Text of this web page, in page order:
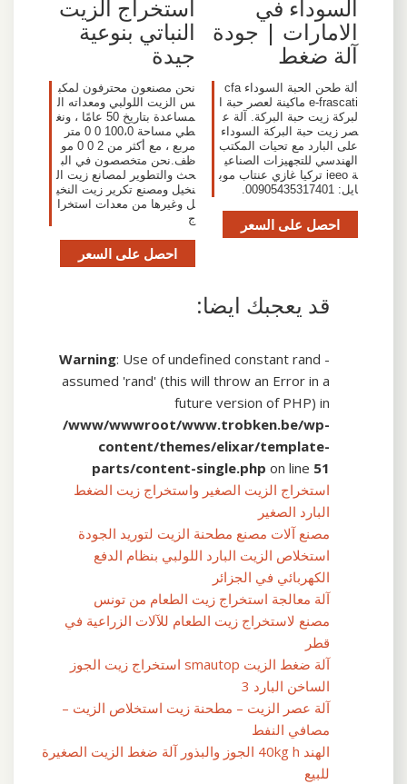
السوداء في
الامارات | جودة
آلة ضغط
ألة طحن الحبة السوداء cfa
e-frascati ماكينة لعصر حبة ا
لبركة زيت حبة البركة. آلة ع
صر زيت حبة البركة السوداء
على البارد مع تحيات المكتب
الهندسي للتجهيزات الصناعي
ة ieeo تركيا غازي عنتاب موب
ايل: 00905435317401.
احصل على السعر
استخراج الزيت
النباتي بنوعية
جيدة
نحن مصنعون محترفون لمكب
س الزيت اللولبي ومعداته ال
مساعدة بتاريخ 50 عامًا ، ونغ
طي مساحة 100،0 0 0 متر
مربع ، مع أكثر من 2 0 0 مو
ظف.نحن متخصصون في الب
حث والتطوير لمصانع زيت ال
نخيل ومصنع تكرير زيت النخي
ل وغيرها من معدات استخرا
ج
احصل على السعر
قد يعجبك ايضا:
Warning: Use of undefined constant rand -
assumed 'rand' (this will throw an Error in a
future version of PHP) in
/www/wwwroot/www.trobken.be/wp-
content/themes/elixar/template-
parts/content-single.php on line 51
استخراج الزيت الصغير واستخراج زيت الضغط
البارد الصغير
مصنع آلات مصنع مطحنة الزيت لتوريد الجودة
استخلاص الزيت البارد اللولبي بنظام الدفع
الكهربائي في الجزائر
آلة معالجة استخراج زيت الطعام من تونس
مصنع لاستخراج زيت الطعام للآلات الزراعية في
قطر
آلة ضغط الزيت smautop استخراج زيت الجوز
الساخن البارد 3
آلة عصر الزيت – مطحنة زيت استخلاص الزيت –
مصافي النفط
الهند 40kg h الجوز والبذور آلة ضغط الزيت الصغيرة
للبيع